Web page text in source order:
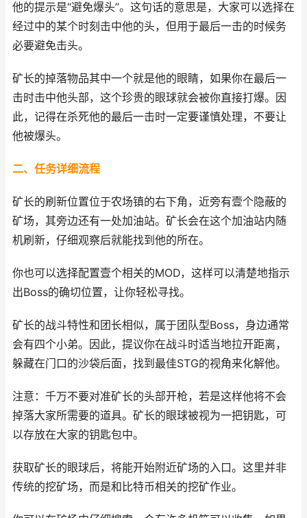
他的提示是“避免爆头”。这句话的意思是，大家可以选择在
经过中的某个时刻击中他的头，但用于最后一击的时候务
必要避免击头。
矿长的掉落物品其中一个就是他的眼睛，如果你在最后一
击时击中他头部，这个珍贵的眼球就会被你直接打爆。因
此，记得在杀死他的最后一击时一定要谨慎处理，不要让
他被爆头。
二、任务详细流程
矿长的刷新位置位于农场镇的右下角，近旁有壹个隐蔽的
矿场，其旁边还有一处加油站。矿长会在这个加油站内随
机刷新，仔细观察后就能找到他的所在。
你也可以选择配置壹个相关的MOD，这样可以清楚地指示
出Boss的确切位置，让你轻松寻找。
矿长的战斗特性和团长相似，属于团队型Boss，身边通常
会有四个小弟。因此，提议你在战斗时适当地拉开距离，
躲藏在门口的沙袋后面，找到最佳STG的视角来化解他。
注意：千万不要对准矿长的头部开枪，若是这样他将不会
掉落大家所需要的道具。矿长的眼球被视为一把钥匙，可
以存放在大家的钥匙包中。
获取矿长的眼球后，将能开始附近矿场的入口。这里并非
传统的挖矿场，而是和比特币相关的挖矿作业。